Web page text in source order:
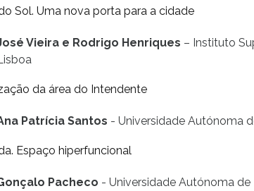
Sol. Uma nova porta para a cidade
Vieira e Rodrigo Henriques – Instituto
da área do Intendente
Patrícia Santos - Universidade Autónoma
Espaço hiperfuncional
Pacheco - Universidade Autónoma de